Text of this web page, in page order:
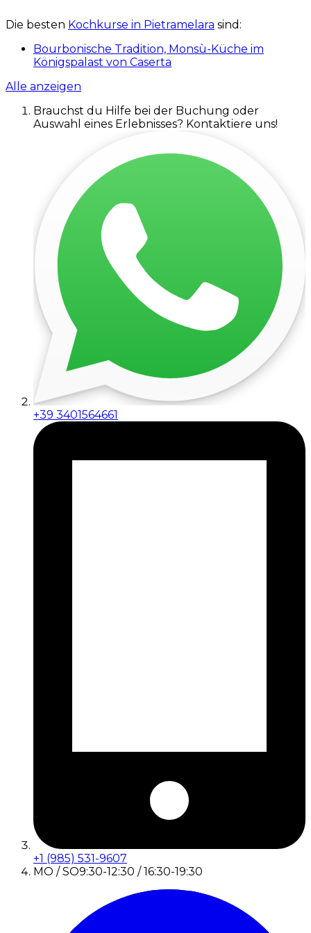
Die besten Kochkurse in Pietramelara sind:
Bourbonische Tradition, Monsù-Küche im
Königspalast von Caserta
Alle anzeigen
Brauchst du Hilfe bei der Buchung oder
Auswahl eines Erlebnisses? Kontaktiere uns!
+39 3401564661
+1 (985) 531-9607
MO / SO9:30-12:30 / 16:30-19:30